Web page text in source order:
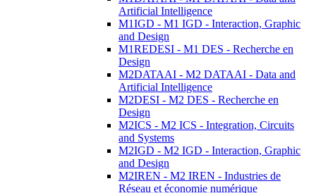
Artificial Intelligence
M1IGD - M1 IGD - Interaction, Graphic
and Design
M1REDESI - M1 DES - Recherche en
Design
M2DATAAI - M2 DATAAI - Data and
Artificial Intelligence
M2DESI - M2 DES - Recherche en
Design
M2ICS - M2 ICS - Integration, Circuits
and Systems
M2IGD - M2 IGD - Interaction, Graphic
and Design
M2IREN - M2 IREN - Industries de
Réseau et économie numérique